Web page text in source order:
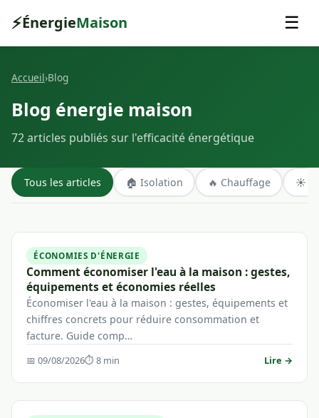
⚡ÉnergieMaison ☰
Accueil›Blog
Blog énergie maison
72 articles publiés sur l'efficacité énergétique
Tous les articles 🏠 Isolation 🔥 Chauffage ☀️
ÉCONOMIES D'ÉNERGIE
Comment économiser l'eau à la maison : gestes,
équipements et économies réelles
Économiser l'eau à la maison : gestes, équipements et
chiffres concrets pour réduire consommation et
facture. Guide comp…
📅 09/08/2026⏱ 8 min Lire →